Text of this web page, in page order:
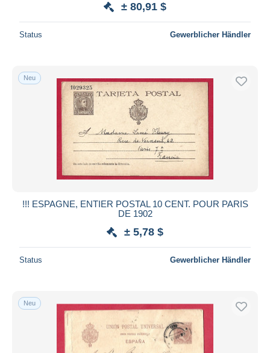
± 80,91 $
Status Gewerblicher Händler
Neu
!!! ESPAGNE, ENTIER POSTAL 10 CENT. POUR PARIS
DE 1902
± 5,78 $
Status Gewerblicher Händler
Neu